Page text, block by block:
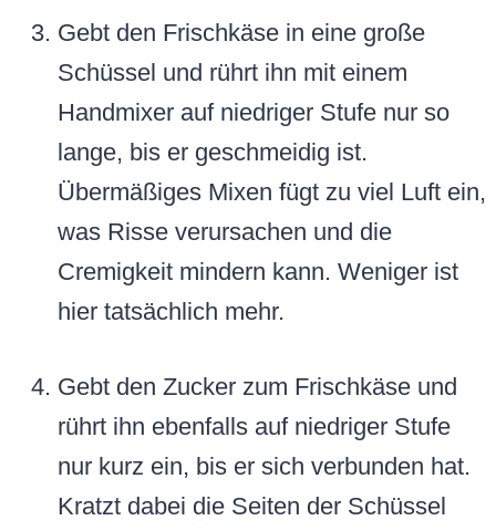
Gebt den Frischkäse in eine große
Schüssel und rührt ihn mit einem
Handmixer auf niedriger Stufe nur so
lange, bis er geschmeidig ist.
Übermäßiges Mixen fügt zu viel Luft ein,
was Risse verursachen und die
Cremigkeit mindern kann. Weniger ist
hier tatsächlich mehr.
Gebt den Zucker zum Frischkäse und
rührt ihn ebenfalls auf niedriger Stufe
nur kurz ein, bis er sich verbunden hat.
Kratzt dabei die Seiten der Schüssel